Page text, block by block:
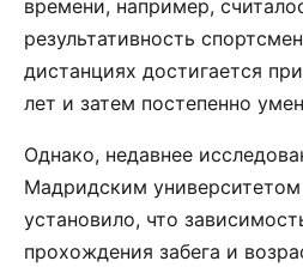
времени, например,
результативность
дистанциях достигается
лет и затем постепенно
Однако, недавнее
Мадридским
установило, что
прохождения забега и